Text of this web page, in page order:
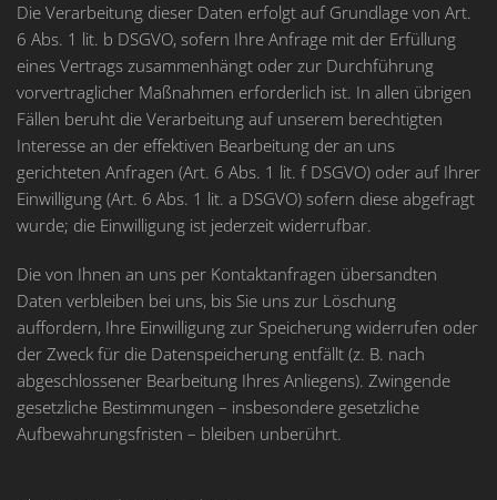
Die Verarbeitung dieser Daten erfolgt auf Grundlage von Art.
6 Abs. 1 lit. b DSGVO, sofern Ihre Anfrage mit der Erfüllung
eines Vertrags zusammenhängt oder zur Durchführung
vorvertraglicher Maßnahmen erforderlich ist. In allen übrigen
Fällen beruht die Verarbeitung auf unserem berechtigten
Interesse an der effektiven Bearbeitung der an uns
gerichteten Anfragen (Art. 6 Abs. 1 lit. f DSGVO) oder auf Ihrer
Einwilligung (Art. 6 Abs. 1 lit. a DSGVO) sofern diese abgefragt
wurde; die Einwilligung ist jederzeit widerrufbar.
Die von Ihnen an uns per Kontaktanfragen übersandten
Daten verbleiben bei uns, bis Sie uns zur Löschung
auffordern, Ihre Einwilligung zur Speicherung widerrufen oder
der Zweck für die Datenspeicherung entfällt (z. B. nach
abgeschlossener Bearbeitung Ihres Anliegens). Zwingende
gesetzliche Bestimmungen – insbesondere gesetzliche
Aufbewahrungsfristen – bleiben unberührt.